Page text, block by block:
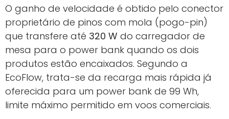
O ganho de velocidade é obtido pelo conector
proprietário de pinos com mola (pogo-pin)
que transfere até 320 W do carregador de
mesa para o power bank quando os dois
produtos estão encaixados. Segundo a
EcoFlow, trata-se da recarga mais rápida já
oferecida para um power bank de 99 Wh,
limite máximo permitido em voos comerciais.